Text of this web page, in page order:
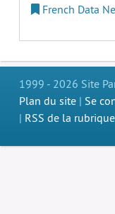
French Data
1999 - 2026 Site
Plan du site | Se
| RSS de la